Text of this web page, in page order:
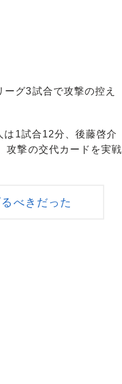
グ3試合で攻撃の控え
1試合12分、後藤啓介
攻撃の交代カードを実戦
べきだった